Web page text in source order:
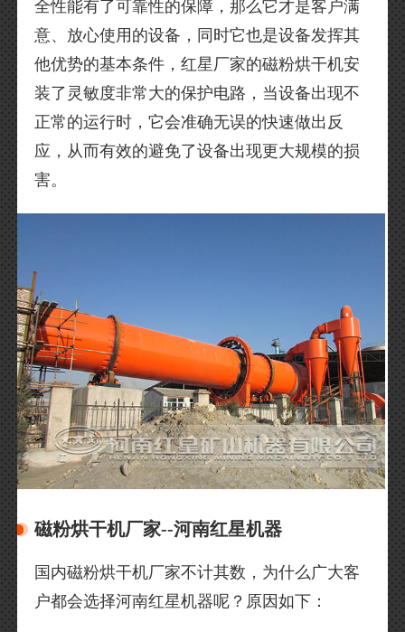
全性能有了可靠性的保障，那么它才是客户满
意、放心使用的设备，同时它也是设备发挥其
他优势的基本条件，红星厂家的磁粉烘干机安
装了灵敏度非常大的保护电路，当设备出现不
正常的运行时，它会准确无误的快速做出反
应，从而有效的避免了设备出现更大规模的损
害。
磁粉烘干机厂家--河南红星机器
国内磁粉烘干机厂家不计其数，为什么广大客
户都会选择河南红星机器呢？原因如下：